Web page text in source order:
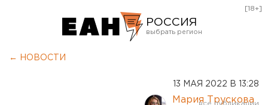
РОССИЯ
Курган
[18+]
← НОВОСТИ
13 МАЯ 2022 В 13:28
Мария Трускова